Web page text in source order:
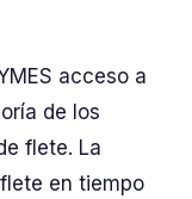
acceso a
de los
flete. La
en tiempo